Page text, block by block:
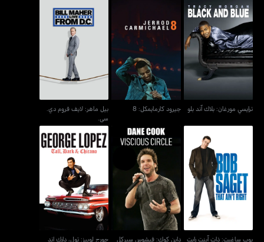
ترايسي مورغان: بلاك آند بلو
ترايسي مورغان: بلاك آند بلو
جيرود كارمايمكل: 8
جيرود كارمايمكل: 8
بيل ماهر: لايف فروم دي.
سي.
بيل ماهر: لايف فروم دي.
سي.
بوب ساغيت: ذات آينت رايت
بوب ساغيت: ذات آينت رايت
داين كوك: فيشوس سيركل
داين كوك: فيشوس سيركل
جورج لوبيز: تول، دارك اند
شيكانو
جورج لوبيز: تول، دارك اند